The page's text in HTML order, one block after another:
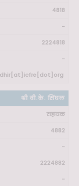
4818
-
2224818
-
श्री वी.के. सिंघल
सहायक
4882
-
2224882
-